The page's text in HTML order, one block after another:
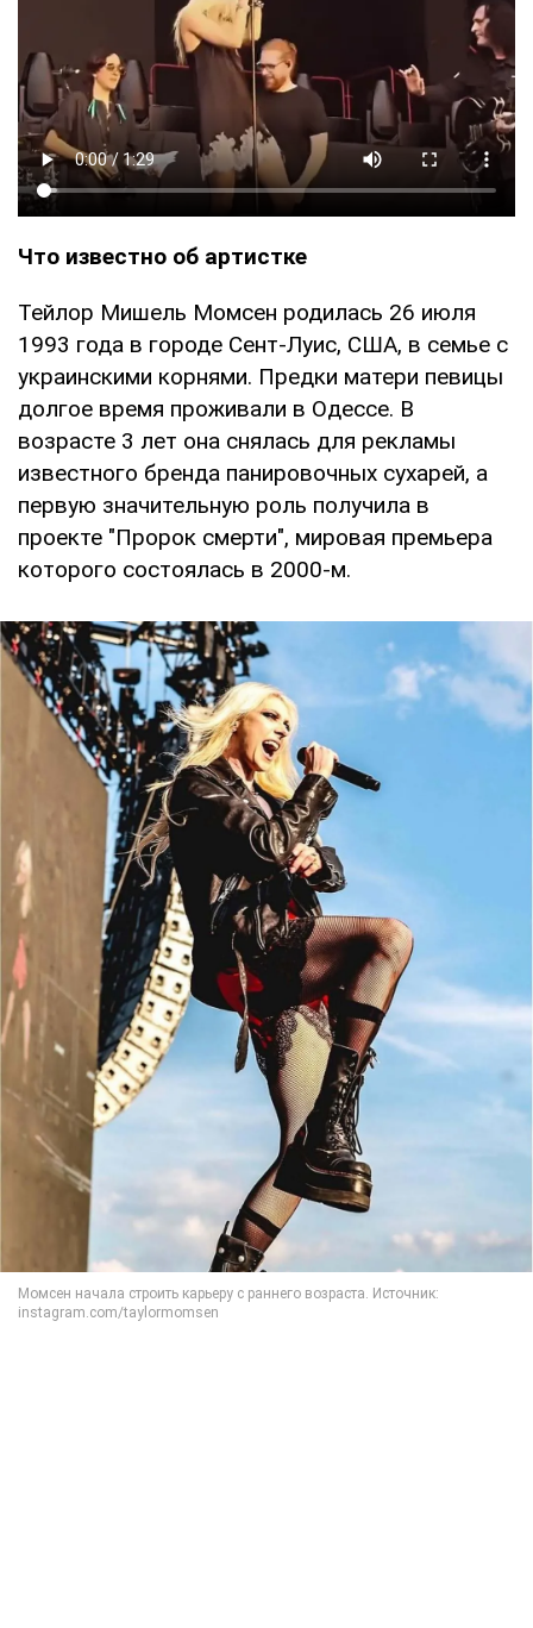
Что известно об артистке
Тейлор Мишель Момсен родилась 26 июля
1993 года в городе Сент-Луис, США, в семье с
украинскими корнями. Предки матери певицы
долгое время проживали в Одессе. В
возрасте 3 лет она снялась для рекламы
известного бренда панировочных сухарей, а
первую значительную роль получила в
проекте "Пророк смерти", мировая премьера
которого состоялась в 2000-м.